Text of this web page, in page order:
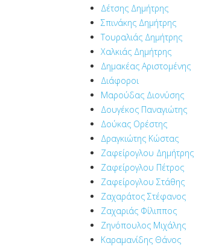
Δέτσης Δημήτρης
Σπινάκης Δημήτρης
Τουραλιάς Δημήτρης
Χαλκιάς Δημήτρης
Δημακέας Αριστομένης
Διάφοροι
Μαρούδας Διονύσης
Δουγέκος Παναγιώτης
Δούκας Ορέστης
Δραγκιώτης Κώστας
Ζαφείρογλου Δημήτρης
Ζαφείρογλου Πέτρος
Ζαφείρογλου Στάθης
Ζαχαράτος Στέφανος
Ζαχαριάς Φίλιππος
Ζηνόπουλος Μιχάλης
Καραμανίδης Θάνος